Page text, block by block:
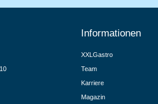
Informationen
XXLGastro
Team
Karriere
Magazin